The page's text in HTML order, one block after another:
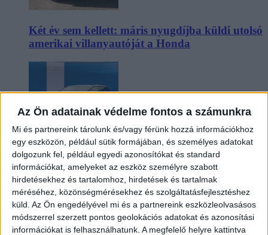
Az Ön adatainak védelme fontos a számunkra
Mi és partnereink tárolunk és/vagy férünk hozzá információkhoz
egy eszközön, például sütik formájában, és személyes adatokat
dolgozunk fel, például egyedi azonosítókat és standard
információkat, amelyeket az eszköz személyre szabott
hirdetésekhez és tartalomhoz, hirdetések és tartalmak
méréséhez, közönségmérésekhez és szolgáltatásfejlesztéshez
küld. Az Ön engedélyével mi és a partnereink eszközleolvasásos
módszerrel szerzett pontos geolokációs adatokat és azonosítási
információkat is felhasználhatunk. A megfelelő helyre kattintva
Két év sem kellett: máris nyugdíjba küldi utolsó
amerikai villanyautóját a Honda
Kilencmillió alatt indul a legolcsóbb elektromos
Volkswagen